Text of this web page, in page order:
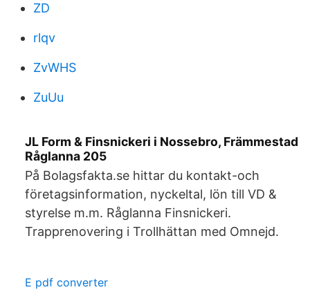
ZD
rlqv
ZvWHS
ZuUu
JL Form & Finsnickeri i Nossebro, Främmestad
Råglanna 205
På Bolagsfakta.se hittar du kontakt-och
företagsinformation, nyckeltal, lön till VD &
styrelse m.m. Råglanna Finsnickeri.
Trapprenovering i Trollhättan med Omnejd.
E pdf converter